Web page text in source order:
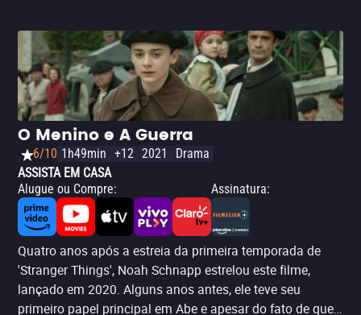
O Menino e A Guerra
6/10 1h49min +12 2021
Drama
ASSISTA EM CASA
Alugue ou Compre: Assinatura:
Quatro anos após a estreia da primeira temporada de
'Stranger Things', Noah Schnapp estrelou este filme,
lançado em 2020. Alguns anos antes, ele teve seu
primeiro papel principal em Abe e apesar do fato de que